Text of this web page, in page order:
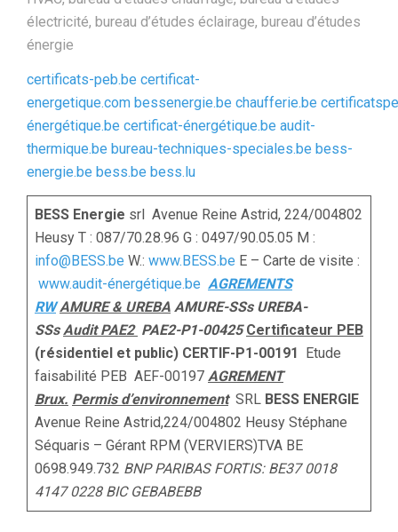
électricité, bureau d’études éclairage, bureau d’études
énergie
certificats-peb.be certificat-
energetique.com bessenergie.be chaufferie.be
énergétique.be certificat-énergétique.be audit-
thermique.be bureau-techniques-speciales.be bess-
energie.be bess.be bess.lu
BESS Energie srl Avenue Reine Astrid, 224/004802
Heusy T : 087/70.28.96 G : 0497/90.05.05 M :
info@BESS.be W.: www.BESS.be E – Carte de visite :
www.audit-énergétique.be AGREMENTS
RW AMURE & UREBA AMURE-SSs UREBA-
SSsAudit PAE2 PAE2-P1-00425Certificateur PEB
(résidentiel et public) CERTIF-P1-00191 Etude
faisabilité PEB AEF-00197 AGREMENT
Brux. Permis d’environnement SRL BESS ENERGIE
Avenue Reine Astrid,224/004802 Heusy Stéphane
Séquaris – Gérant RPM (VERVIERS)TVA BE
0698.949.732 BNP PARIBAS FORTIS: BE37 0018
4147 0228 BIC GEBABEBB